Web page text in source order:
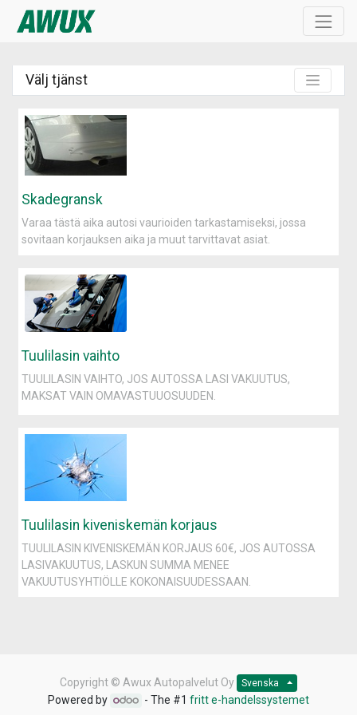
Välj tjänst
Skadegransk
Varaa tästä aika autosi vaurioiden tarkastamiseksi, jossa
sovitaan korjauksen aika ja muut tarvittavat asiat.
Tuulilasin vaihto
TUULILASIN VAIHTO, JOS AUTOSSA LASI VAKUUTUS,
MAKSAT VAIN OMAVASTUUOSUUDEN.
Tuulilasin kiveniskemän korjaus
TUULILASIN KIVENISKEMÄN KORJAUS 60€, JOS AUTOSSA
LASIVAKUUTUS, LASKUN SUMMA MENEE
VAKUUTUSYHTIÖLLE KOKONAISUUDESSAAN.
Copyright © Awux Autopalvelut Oy Svenska
Powered by - The #1fritt e-handelssystemet